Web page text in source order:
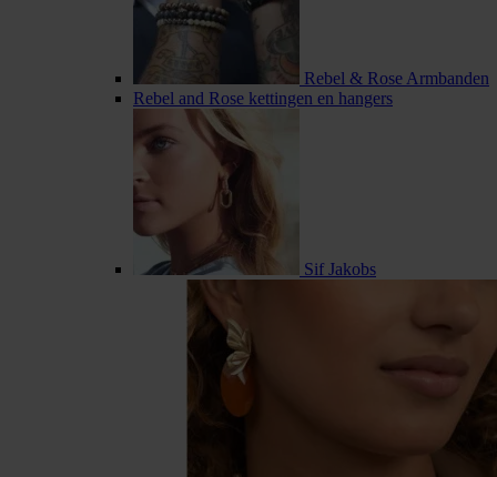
Rebel & Rose Armbanden
Rebel and Rose kettingen en hangers
Sif Jakobs